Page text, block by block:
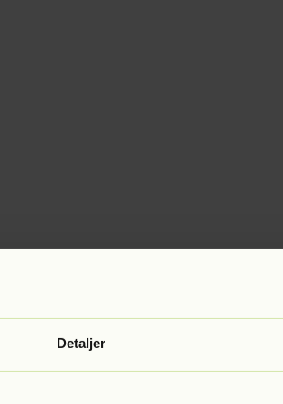
Detaljer